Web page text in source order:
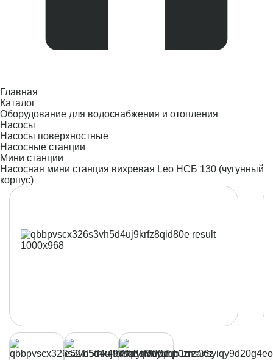
Главная
Каталог
Оборудование для водоснабжения и отопления
Насосы
Насосы поверхностные
Насосные станции
Мини станции
Насосная мини станция вихревая Leo НСБ 130 (чугунный
корпус)